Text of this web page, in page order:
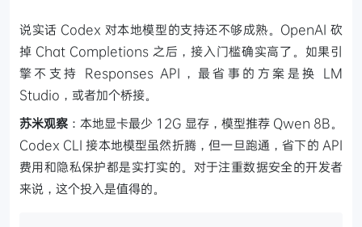
说实话 Codex 对本地模型的支持还不够成熟。OpenAI 砍
掉 Chat Completions 之后，接入门槛确实高了。如果引
擎不支持 Responses API，最省事的方案是换 LM
Studio，或者加个桥接。
苏米观察 ：本地显卡最少 12G 显存，模型推荐 Qwen 8B。
Codex CLI 接本地模型虽然折腾，但一旦跑通，省下的 API
费用和隐私保护都是实打实的。对于注重数据安全的开发者
来说，这个投入是值得的。